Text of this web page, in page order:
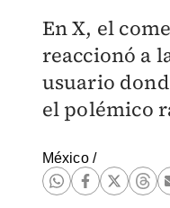
En X, el
reaccionó a
usuario
el polémico
México/